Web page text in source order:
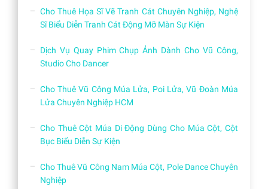
Cho Thuê Họa Sĩ Vẽ Tranh Cát Chuyên Nghiệp, Nghệ
Sĩ Biểu Diễn Tranh Cát Động Mỡ Màn Sự Kiện
Dịch Vụ Quay Phim Chụp Ảnh Dành Cho Vũ Công,
Studio Cho Dancer
Cho Thuê Vũ Công Múa Lửa, Poi Lửa, Vũ Đoàn Múa
Lửa Chuyên Nghiệp HCM
Cho Thuê Cột Múa Di Động Dùng Cho Múa Cột, Cột
Bục Biểu Diễn Sự Kiện
Cho Thuê Vũ Công Nam Múa Cột, Pole Dance Chuyên
Nghiệp